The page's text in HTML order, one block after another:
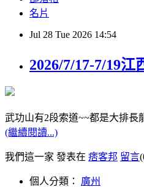
名片
Jul 28 Tue 2026 14:54
2026/7/17-7/19
武功山有2段索道~~都是大排
(繼續閱讀...)
我們這一家 發表在 痞客邦 留言
個人分類： 廣州